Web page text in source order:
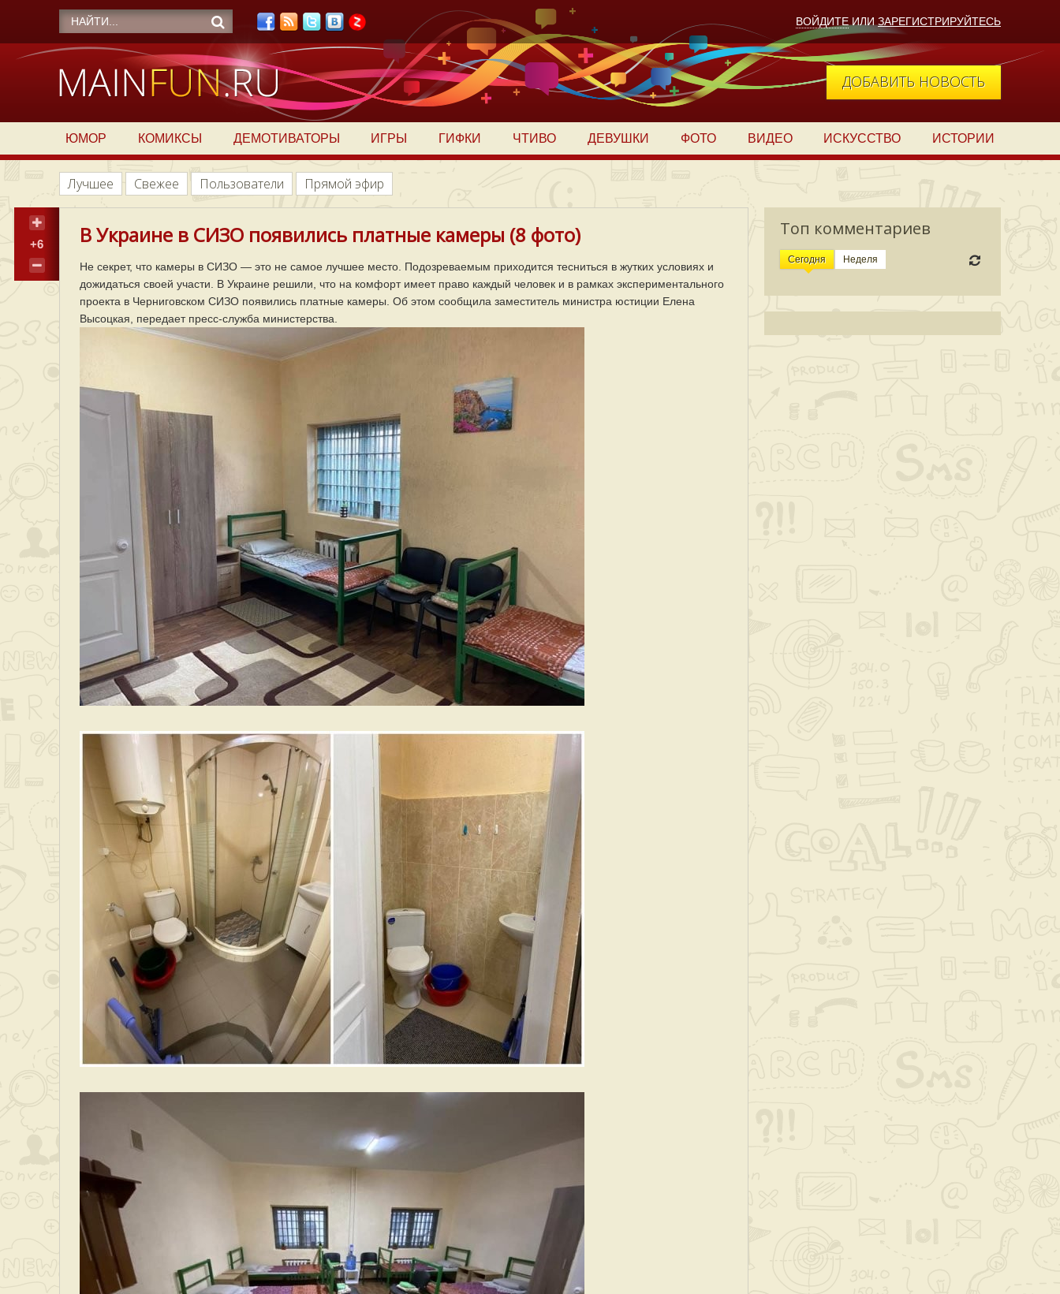
ВОЙДИТЕ ИЛИ ЗАРЕГИСТРИРУЙТЕСЬ
ДОБАВИТЬ НОВОСТЬ
ЮМОР КОМИКСЫ ДЕМОТИВАТОРЫ ИГРЫ ГИФКИ ЧТИВО ДЕВУШКИ ФОТО ВИДЕО ИСКУССТВО ИСТОРИИ
Лучшее Свежее Пользователи Прямой эфир
Топ комментариев
Сегодня Неделя
+6 В Украине в СИЗО появились платные камеры (8 фото)
Не секрет, что камеры в СИЗО — это не самое лучшее место. Подозреваемым приходится тесниться в жутких условиях и
дожидаться своей участи. В Украине решили, что на комфорт имеет право каждый человек и в рамках экспериментального
проекта в Черниговском СИЗО появились платные камеры. Об этом сообщила заместитель министра юстиции Елена
Высоцкая, передает пресс-служба министерства.